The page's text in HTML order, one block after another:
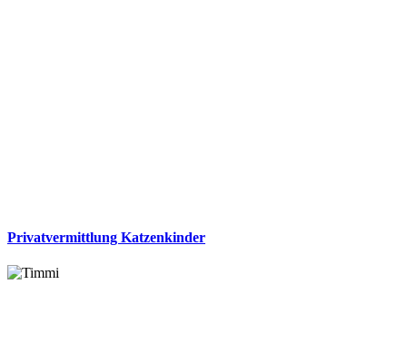
Privatvermittlung Katzenkinder